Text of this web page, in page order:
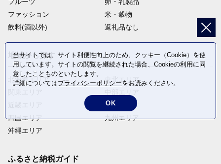
ファッション
米・穀物
飲料(酒以外)
返礼品なし
地域から探す
北海道エリア
四国エリア
沖縄エリア
東北エリア
中国エリア
九州エリア
ふるさと納税ガイド
当サイトでは、サイト利便性向上のため、クッキー（Cookie）を使
用しています。サイトの閲覧を継続された場合、Cookieの利用に同
意したことものといたします。
詳細についてはプライバシーポリシーをお読みください。
OK